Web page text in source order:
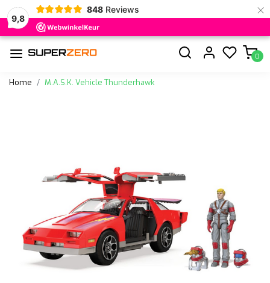
9,8
848 Reviews ×
0
Home M.A.S.K. Vehicle Thunderhawk
Vorige